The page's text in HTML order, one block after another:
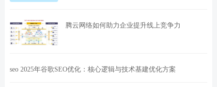
腾云网络如何助力企业提升线上竞争力
seo 2025年谷歌SEO优化：核心逻辑与技术基建优化方案